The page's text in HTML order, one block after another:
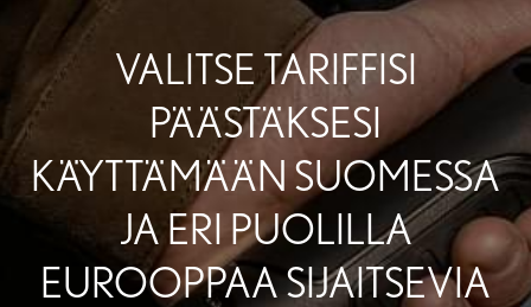
VALITSE TARIFFISI
PÄÄSTÄKSESI
KÄYTTÄMÄÄN SUOMESSA
JA ERI PUOLILLA
EUROOPPAA SIJAITSEVIA